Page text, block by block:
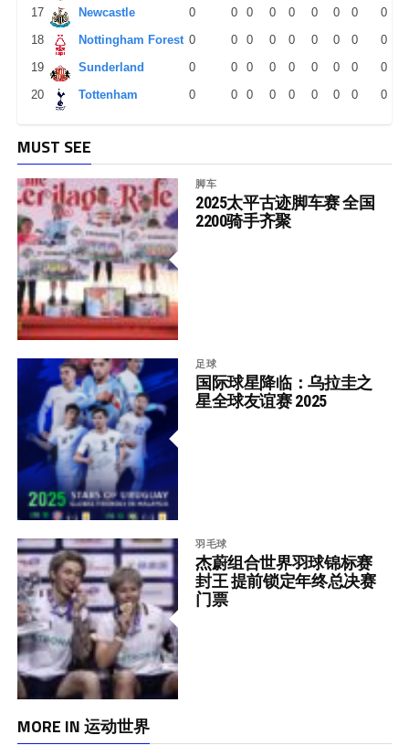
17
Newcastle 0 0 0 0 0 0 0 0
0
18
Nottingham Forest 0 0 0 0 0 0 0 0
0
19
Sunderland 0 0 0 0 0 0 0 0
0
20
Tottenham 0 0 0 0 0 0 0 0 0
MUST SEE
脚车
2025太平古迹脚车赛 全国
2200骑手齐聚
足球
国际球星降临：乌拉圭之
星全球友谊赛 2025
羽毛球
杰蔚组合世界羽球锦标赛
封王 提前锁定年终总决赛
门票
MORE IN 运动世界